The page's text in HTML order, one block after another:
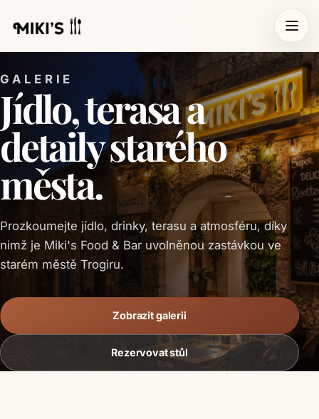
GALERIE
Jídlo, terasa a
detaily starého
města.
Prozkoumejte jídlo, drinky, terasu a atmosféru, díky
nimž je Miki's Food & Bar uvolněnou zastávkou ve
starém městě Trogiru.
Zobrazit galerii
Rezervovat stůl